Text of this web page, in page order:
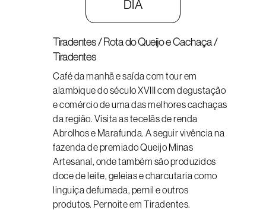
DIA
Tiradentes / Rota do Queijo e Cachaça /
Tiradentes
Café da manhã e saída com tour em
alambique do século XVIII com degustação
e comércio de uma das melhores cachaças
da região. Visita as tecelãs de renda
Abrolhos e Marafunda. A seguir vivência na
fazenda de premiado Queijo Minas
Artesanal, onde também são produzidos
doce de leite, geleias e charcutaria como
linguiça defumada, pernil e outros
produtos. Pernoite em Tiradentes.